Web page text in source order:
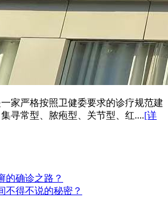
家严格按照卫健委要求的诊疗规范建
寻常型、脓疱型、关节型、红....[详
的确诊之路​？
不得不说的秘密​？